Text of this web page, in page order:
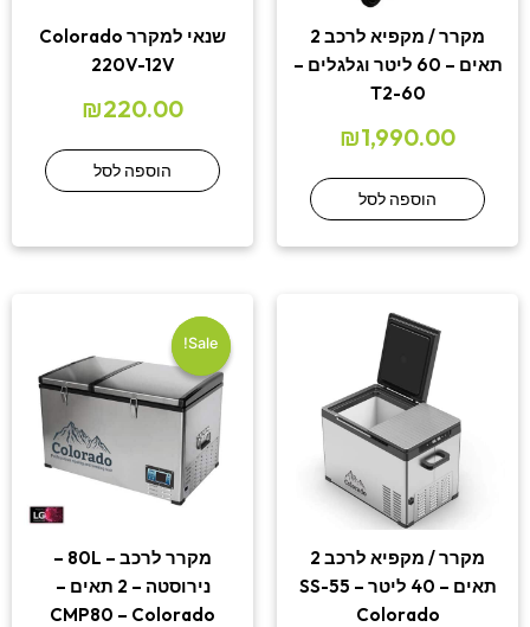
מקרר / מקפיא לרכב 2
תאים – 60 ליטר וגלגלים –
T2-60
₪1,990.00
הוספה לסל
שנאי למקרר Colorado
220V-12V
₪220.00
הוספה לסל
מקרר / מקפיא לרכב 2
תאים – 40 ליטר – SS-55
Colorado
Sale!
Sale!
מקרר לרכב – 80L –
נירוסטה – 2 תאים –
CMP80 – Colorado